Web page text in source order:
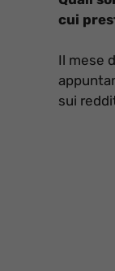
cui
Il mese
sui